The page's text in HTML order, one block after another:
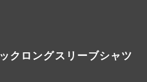
クロングスリーブシャツ